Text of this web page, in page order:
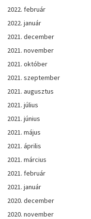
2022. február
2022. január
2021. december
2021. november
2021. október
2021. szeptember
2021. augusztus
2021. július
2021. június
2021. május
2021. április
2021. március
2021. február
2021. január
2020. december
2020. november